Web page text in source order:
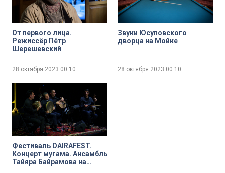
От первого лица.
Режиссёр Пётр
Шерешевский
28 октября 2023 00:10
Звуки Юсуповского
дворца на Мойке
28 октября 2023 00:10
Фестиваль DAIRAFEST.
Концерт мугама. Ансамбль
Тайяра Байрамова на